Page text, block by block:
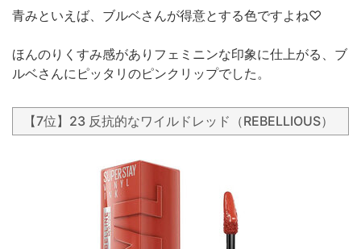
青みといえば、ブルベさんが得意とする色ですよね♡
ほんのりくすみ感がありフェミニンな印象に仕上がる、ブ
ルベさんにピッタリのピンクリップでした。
【7位】23 反抗的なワイルドレッド（REBELLIOUS）